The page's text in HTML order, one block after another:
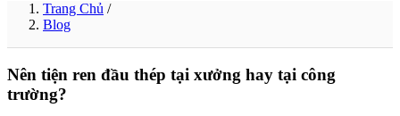
Trang Chủ /
Blog
Nên tiện ren đầu thép tại xưởng hay tại công
trường?